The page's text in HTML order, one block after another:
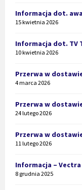
Informacja dot.
15 kwietnia 2026
Informacja dot. TV
10 kwietnia 2026
Przerwa w dostawie
4 marca 2026
Przerwa w dostawie
24 lutego 2026
Przerwa w dostawie
11 lutego 2026
Informacja – Vectra
8 grudnia 2025